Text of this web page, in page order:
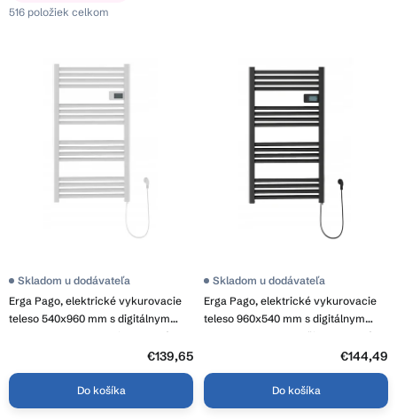
d
o
v
516 položiek celkom
p
Erga Pago, elektrické vykurovacie
teleso 540x960 mm s digitálnym
termostatom, 500W, biela matná,
ERG-LAV-GRZE-E-ALU-960540-WH
Skladom u dodávateľa
€139,65
Do košíka
Erga Pago, elektrické vykurovacie
teleso 960x540 mm s digitálnym
termostatom, 500W, čierna matná,
ERG-LAV-GRZE-E-ALU-960540-BK
Skladom u dodávateľa
€144,49
Do košíka